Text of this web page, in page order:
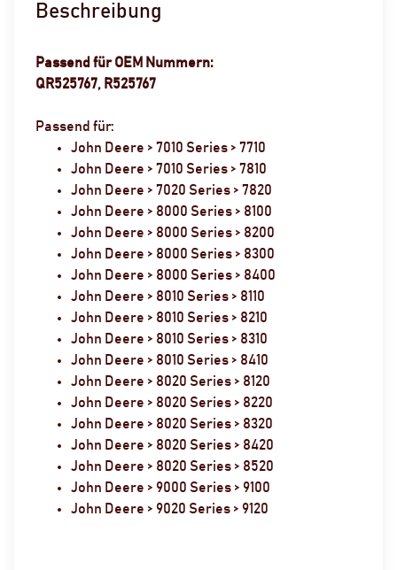
Beschreibung
Passend für OEM Nummern:
QR525767, R525767
Passend für:
John Deere > 7010 Series > 7710
John Deere > 7010 Series > 7810
John Deere > 7020 Series > 7820
John Deere > 8000 Series > 8100
John Deere > 8000 Series > 8200
John Deere > 8000 Series > 8300
John Deere > 8000 Series > 8400
John Deere > 8010 Series > 8110
John Deere > 8010 Series > 8210
John Deere > 8010 Series > 8310
John Deere > 8010 Series > 8410
John Deere > 8020 Series > 8120
John Deere > 8020 Series > 8220
John Deere > 8020 Series > 8320
John Deere > 8020 Series > 8420
John Deere > 8020 Series > 8520
John Deere > 9000 Series > 9100
John Deere > 9020 Series > 9120